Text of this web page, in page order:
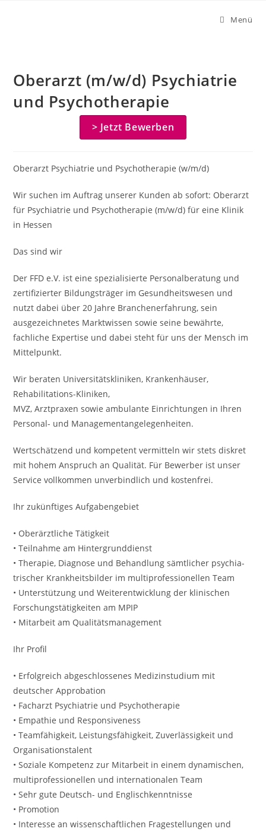
Menü
Oberarzt (m/w/d) Psychiatrie
und Psychotherapie
> Jetzt Bewerben
Oberarzt Psychiatrie und Psychotherapie (w/m/d)
Wir suchen im Auftrag unserer Kunden ab sofort: Oberarzt
für Psychiatrie und Psychotherapie (m/w/d) für eine Klinik
in Hessen
Das sind wir
Der FFD e.V. ist eine spezialisierte Personalberatung und
zertifizierter Bildungsträger im Gesundheitswesen und
nutzt dabei über 20 Jahre Branchenerfahrung, sein
ausgezeichnetes Marktwissen sowie seine bewährte,
fachliche Expertise und dabei steht für uns der Mensch im
Mittelpunkt.
Wir beraten Universitätskliniken, Krankenhäuser,
Rehabilitations-Kliniken,
MVZ, Arztpraxen sowie ambulante Einrichtungen in Ihren
Personal- und Managementangelegenheiten.
Wertschätzend und kompetent vermitteln wir stets diskret
mit hohem Anspruch an Qualität. Für Bewerber ist unser
Service vollkommen unverbindlich und kostenfrei.
Ihr zukünftiges Aufgabengebiet
• Oberärztliche Tätig­keit
• Teilnahme am Hintergrund­dienst
• Therapie, Diagnose und Behandlung sämt­licher psychia­
trischer Krankheits­bilder im multi­professionellen Team
• Unterstützung und Weiter­entwicklung der klinischen
Forschungs­tätigkeiten am MPIP
• Mitarbeit am Qualitäts­management
Ihr Profil
• Erfolgreich abgeschlossenes Medizinstudium mit
deutscher Approbation
• Facharzt Psychiatrie und Psychotherapie
• Empathie und Responsiveness
• Teamfähigkeit, Leistungsfähigkeit, Zuverlässigkeit und
Organisationstalent
• Soziale Kompetenz zur Mitarbeit in einem dynamischen,
multi­professionellen und inter­nationalen Team
• Sehr gute Deutsch- und Englischkenntnisse
• Promotion
• Interesse an wissenschaftlichen Fragestellungen und